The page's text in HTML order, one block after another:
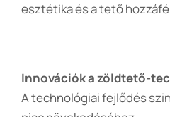
esztétika és a tető
Innovációk a zöldtető-
A technológiai fejlődés